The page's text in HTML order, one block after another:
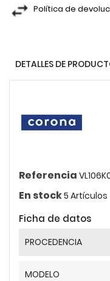
Política de
DETALLES DE
Referencia
En stock5 Artículos
Ficha de datos
PROCEDENCIA
MODELO